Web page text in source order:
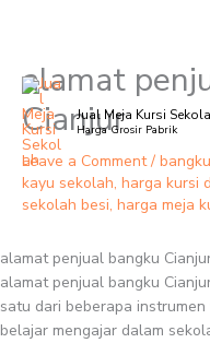
Skip
content
Jual Meja Kursi
Harga Grosir Pabrik
alamat
Cianjur
Leave a Comment /
kayu sekolah, harga kursi
sekolah besi, harga meja
alamat penjual bangku
alamat penjual bangku
satu dari beberapa
belajar mengajar dalam